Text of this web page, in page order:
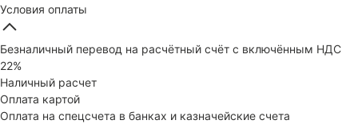
Условия оплаты
Безналичный перевод на расчётный счёт с включённым НДС
22%
Наличный расчет
Оплата картой
Оплата на спецсчета в банках и казначейские счета